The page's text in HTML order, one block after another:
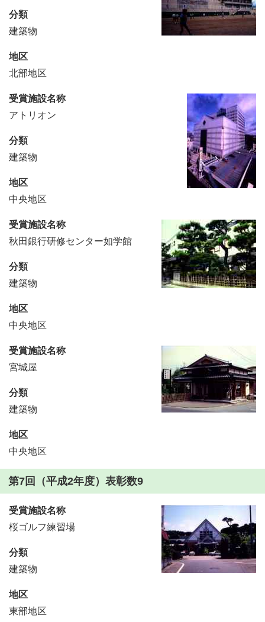
分類
建築物
地区
北部地区
受賞施設名称
アトリオン
分類
建築物
地区
中央地区
受賞施設名称
秋田銀行研修センター如学館
分類
建築物
地区
中央地区
受賞施設名称
宮城屋
分類
建築物
地区
中央地区
第7回（平成2年度）表彰数9
受賞施設名称
桜ゴルフ練習場
分類
建築物
地区
東部地区